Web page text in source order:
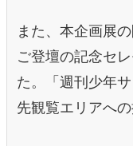
また、本企画展
ご登壇の記念セ
た。「週刊少年
先観覧エリアへ